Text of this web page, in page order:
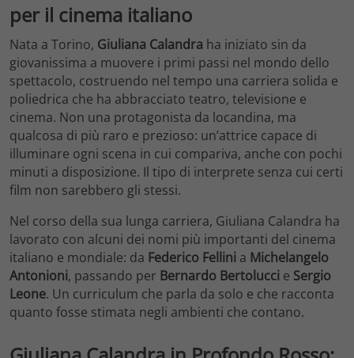
per il cinema italiano
Nata a Torino, Giuliana Calandra ha iniziato sin da
giovanissima a muovere i primi passi nel mondo dello
spettacolo, costruendo nel tempo una carriera solida e
poliedrica che ha abbracciato teatro, televisione e
cinema. Non una protagonista da locandina, ma
qualcosa di più raro e prezioso: un’attrice capace di
illuminare ogni scena in cui compariva, anche con pochi
minuti a disposizione. Il tipo di interprete senza cui certi
film non sarebbero gli stessi.
Nel corso della sua lunga carriera, Giuliana Calandra ha
lavorato con alcuni dei nomi più importanti del cinema
italiano e mondiale: da Federico Fellini a Michelangelo
Antonioni, passando per Bernardo Bertolucci e Sergio
Leone. Un curriculum che parla da solo e che racconta
quanto fosse stimata negli ambienti che contano.